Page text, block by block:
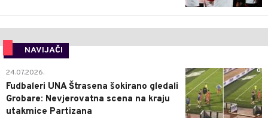
NAVIJAČI
0
24.07.2026.
Fudbaleri UNA Štrasena šokirano gledali
Grobare: Nevjerovatna scena na kraju
utakmice Partizana